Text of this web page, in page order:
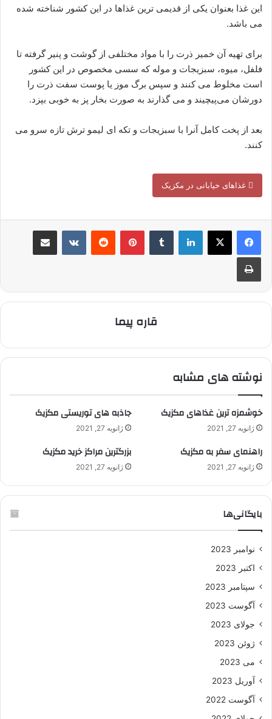
این غذا بعنوان یکی از قدیمی ترین غذاها در این کشور شناخته شده
می باشد.
برای تهیه آن خمیر ذرت را با مواد مختلفی از گوشت و پنیر گرفته تا
فلفل، میوه، سبزیجات و موله که سسی مخصوص در این کشور
است مخلوط می کنند و سپس برگ موز یا پوست سفت ذرت را
دورشان می‌پیچیند و می گذارند به صورت بخار پز به خوبی بپزد.
بعد از پخت کامل آنرا با سبزیجات و تکه ای لیمو ترش تازه سرو می
کنند.
غذاهای خیابانی در مکزیک
لینکدین ‫تامبلر ‫پین‌ترست‫رددیت ‫VKontakteاشتراک گذاری از طریق ایمیل
چاپ
قاره پیما
نوشته های مشابه
خوشمزه ترین غذاهای مکزیک
ژانویه 27, 2021
جاذبه های توریستی مکزیک
ژانویه 27, 2021
راهنمای سفر به مکزیک
ژانویه 27, 2021
بزرگترین مراکز خرید مکزیک
ژانویه 27, 2021
بایگانی‌ها
نوامبر 2023
اکتبر 2023
سپتامبر 2023
آگوست 2023
جولای 2023
ژوئن 2023
می 2023
آوریل 2023
آگوست 2022